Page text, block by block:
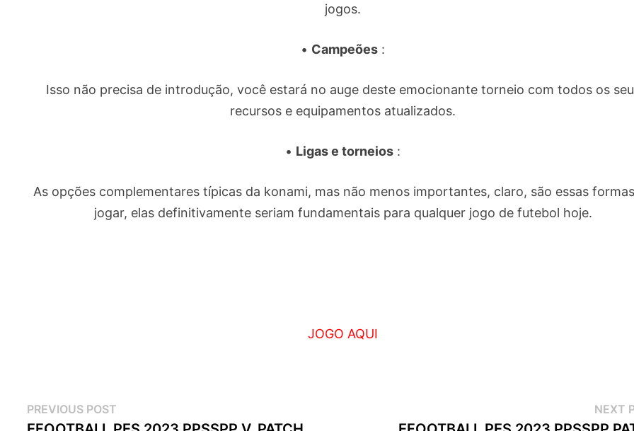
jogos.
• Campeões :
Isso não precisa de introdução, você estará no auge deste emocionante torneio com todos os
recursos e equipamentos atualizados.
• Ligas e torneios :
As opções complementares típicas da konami, mas não menos importantes, claro, são essas
jogar, elas definitivamente seriam fundamentais para qualquer jogo de futebol hoje.
JOGO AQUI
Navegação
PREVIOUS POST
post:
NEXT